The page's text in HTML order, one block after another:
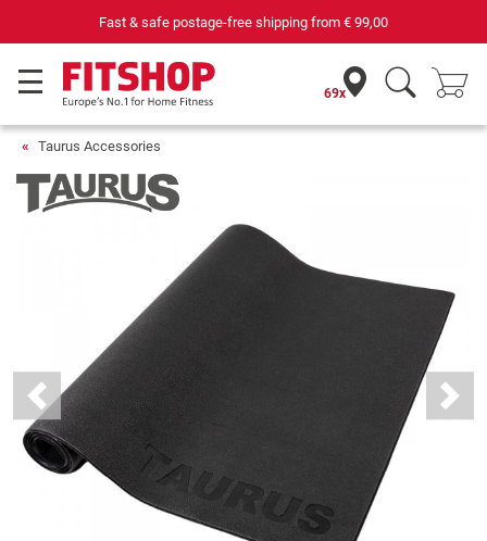
€ 99,00 69 specialist fitness markets on site with
69x
Taurus Accessories
Previous Next